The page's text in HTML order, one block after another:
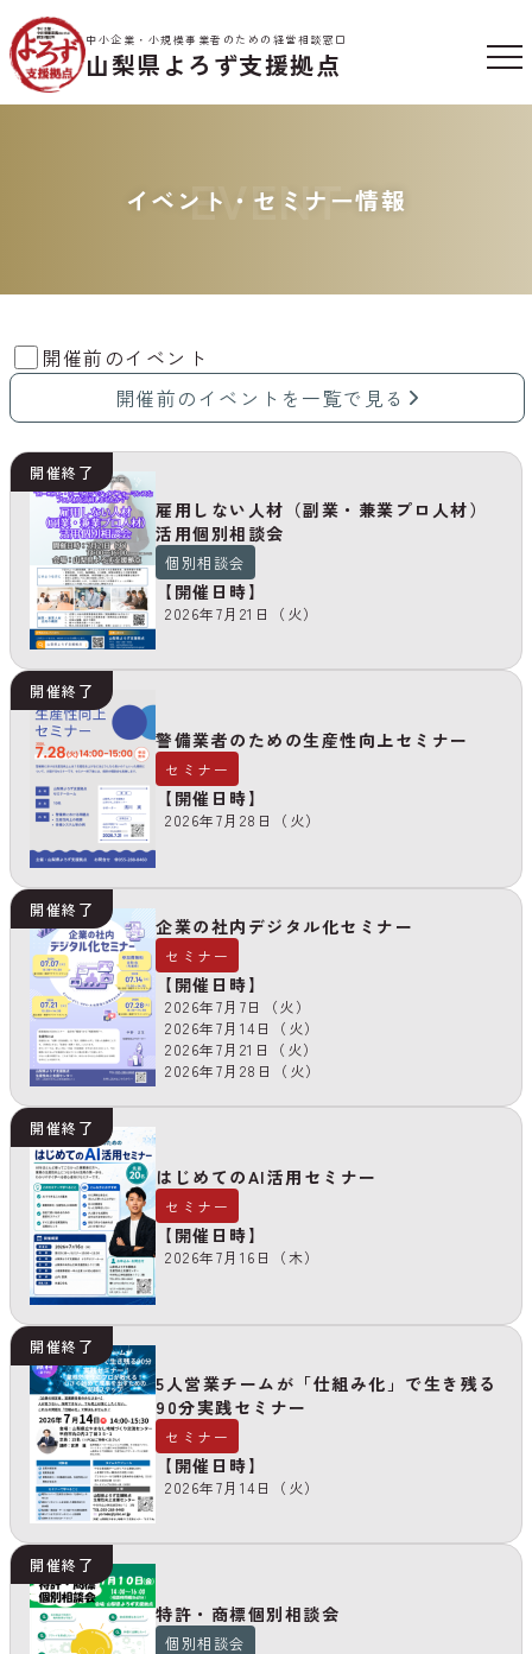
中小企業・小規模事業者のための経営相談窓口
山梨県よろず支援拠点
イベント・セミナー情報
EVENT
開催前のイベント
開催前のイベントを一覧で見る
雇用しない人材（副業・兼業プロ人材）
活用個別相談会
個別相談会
【開催日時】
2026年7月21日（火）
開催終了
警備業者のための生産性向上セミナー
セミナー
【開催日時】
2026年7月28日（火）
開催終了
企業の社内デジタル化セミナー
セミナー
【開催日時】
2026年7月7日（火）
2026年7月14日（火）
2026年7月21日（火）
2026年7月28日（火）
開催終了
はじめてのAI活用セミナー
セミナー
【開催日時】
2026年7月16日（木）
開催終了
5人営業チームが「仕組み化」で生き残る
90分実践セミナー
セミナー
【開催日時】
2026年7月14日（火）
開催終了
特許・商標個別相談会
個別相談会
開催終了